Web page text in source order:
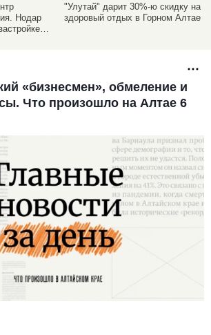
Нодар
"Улутай" дарит 30%-ю скидку на
здоровый отдых в Горном Алтае
«бизнесмен», обмеление и
Что произошло на Алтае 6